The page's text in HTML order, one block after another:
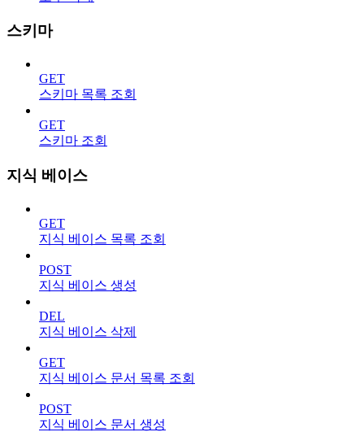
스키마
GET
스키마 목록 조회
GET
스키마 조회
지식 베이스
GET
지식 베이스 목록 조회
POST
지식 베이스 생성
DEL
지식 베이스 삭제
GET
지식 베이스 문서 목록 조회
POST
지식 베이스 문서 생성